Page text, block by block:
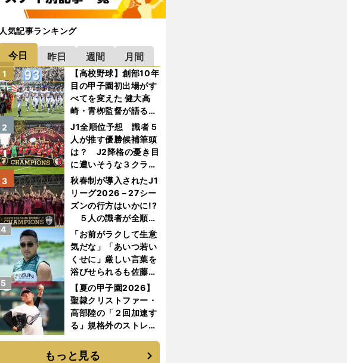
人気記事ランキング
今日 昨日 週間 月間
【高校野球】創部10年
目の甲子園初出場がす
べてを変えた 健大高
崎・青栁監督が語る
「機動破壊」はこうし
て生まれた
1
J1全順位予想 識者５
人が推す優勝候補筆頭
は？ J2降格の憂き目
に遭いそうな３クラブ
とは？
2
秋春制が導入されたJ1
リーグ2026－27シー
ズンの行方はいかに!?
５人の識者が全順位
を大胆予想
3
「お前がラクして生意
気だな」「あいつ若い
くせに」厳しい言葉を
浴びせられるも佐藤慎
太郎が貫いた誇りとフ
ァンへの思い
4
【夏の甲子園2026】
聖隷クリストファー・
高部陸の「２回加速す
る」規格外のストレー
く大学進学を選ぶ理由
5
もっと見る